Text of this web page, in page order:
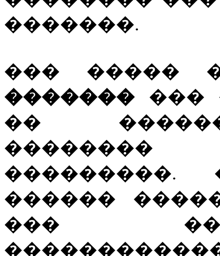
�������.
��� �����
����������
��
������
���